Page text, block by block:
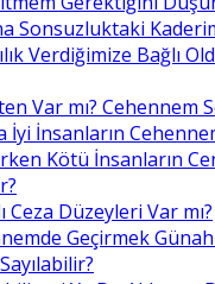
Sonsuzluktaki
Verdiğimize Bağlı
Var mı? Cehennem
İyi İnsanların
Kötü İnsanların
Ceza Düzeyleri Var mı?
Geçirmek